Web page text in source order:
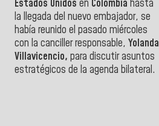
Estados Unidos en Colombia hasta
la llegada del nuevo embajador, se
había reunido el pasado miércoles
con la canciller responsable, Yolanda
Villavicencio, para discutir asuntos
estratégicos de la agenda bilateral.